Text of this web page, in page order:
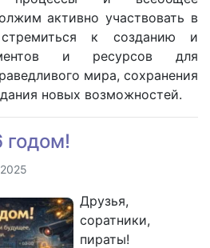
активно участвовать в
к созданию и
и ресурсов для
мира, сохранения
новых возможностей.
Друзья,
соратники,
пираты!